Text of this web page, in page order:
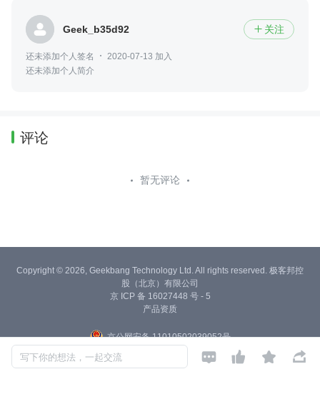
Geek_b35d92  关注
还未添加个人签名
2020-07-13 加入
还未添加个人简介
评论
暂无评论
写下你的想法，一起交流    
Copyright © 2026, Geekbang Technology Ltd. All rights reserved. 极客邦控
股（北京）有限公司
京 ICP 备 16027448 号 - 5
产品资质
京公网安备 11010502039052号